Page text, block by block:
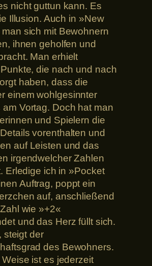
nicht guttun kann. Es
Illusion. Auch in »New
sich mit Bewohnern
ihnen geholfen und
Man erhielt
die nach und nach
haben, dass die
einem wohlgesinnter
am Vortag. Doch hat man
und Spielern die
vorenthalten und
auf Leisten und das
irgendwelcher Zahlen
Erledige ich in »Pocket
Auftrag, poppt ein
auf, anschließend
wie »+2«
und das Herz füllt sich.
steigt der
des Bewohners.
ist es jederzeit